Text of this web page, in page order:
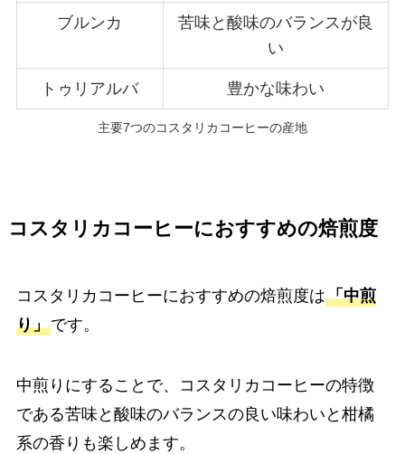
ブルンカ
苦味と酸味のバランスが良
い
トゥリアルバ 豊かな味わい
主要7つのコスタリカコーヒーの産地
コスタリカコーヒーにおすすめの焙煎度
コスタリカコーヒーにおすすめの焙煎度は「中煎
り」です。
中煎りにすることで、コスタリカコーヒーの特徴
である苦味と酸味のバランスの良い味わいと柑橘
系の香りも楽しめます。